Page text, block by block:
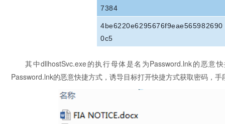
7384
4be6220e6295676f9eae565982690
0c5
其中dllhostSvc.exe的执行母体是名为Password.lnk的恶
Password.lnk的恶意快捷方式，诱导目标打开快捷方式获取密码，